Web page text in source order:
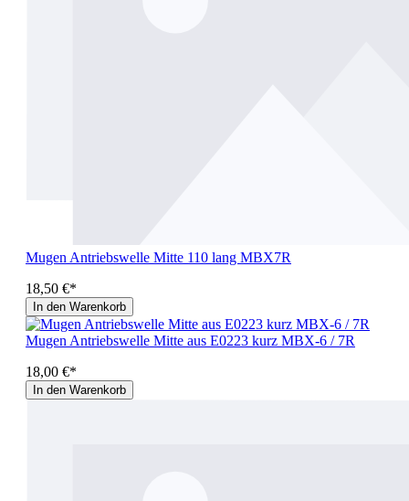
Mugen Antriebswelle Mitte 110 lang MBX7R
18,50 €*
In den Warenkorb
Mugen Antriebswelle Mitte aus E0223 kurz MBX-6 / 7R
18,00 €*
In den Warenkorb